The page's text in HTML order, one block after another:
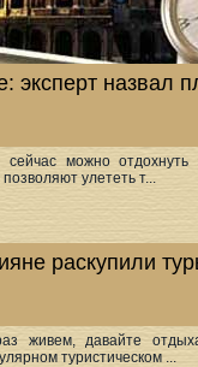
эксперт назвал
можно отдохнуть
улететь т...
раскупили
живем, давайте
туристическом ...